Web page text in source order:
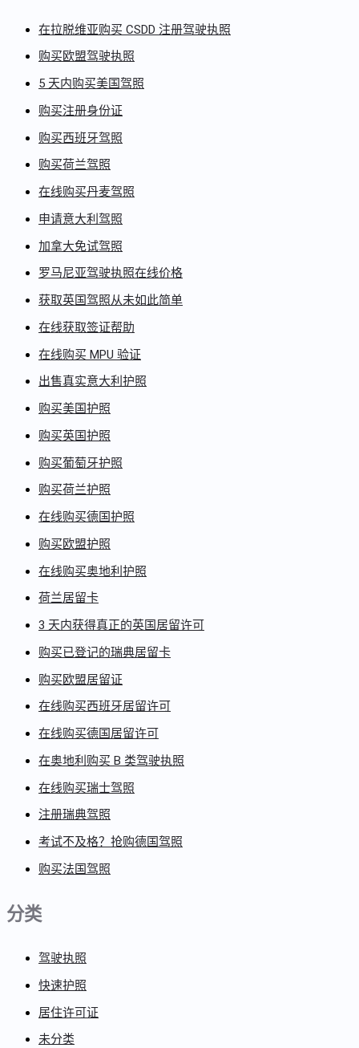
在拉脱维亚购买 CSDD 注册驾驶执照
购买欧盟驾驶执照
5 天内购买美国驾照
购买注册身份证
购买西班牙驾照
购买荷兰驾照
在线购买丹麦驾照
申请意大利驾照
加拿大免试驾照
罗马尼亚驾驶执照在线价格
获取英国驾照从未如此简单
在线获取签证帮助
在线购买 MPU 验证
出售真实意大利护照
购买美国护照
购买英国护照
购买葡萄牙护照
购买荷兰护照
在线购买德国护照
购买欧盟护照
在线购买奥地利护照
荷兰居留卡
3 天内获得真正的英国居留许可
购买已登记的瑞典居留卡
购买欧盟居留证
在线购买西班牙居留许可
在线购买德国居留许可
在奥地利购买 B 类驾驶执照
在线购买瑞士驾照
注册瑞典驾照
考试不及格？抢购德国驾照
购买法国驾照
分类
驾驶执照
快速护照
居住许可证
未分类